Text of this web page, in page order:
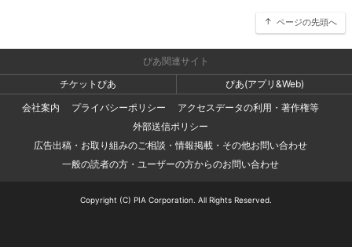
ページの先頭へ
ぴあ関連サイト
チケットぴあ
ぴあ(アプリ&Web)
会社案内
プライバシーポリシー
アクセスデータの利用・著作権等
外部送信ポリシー
広告出稿・お取り組みのご相談・情報掲載・その他お問い合わせ
一般の読者の方・ユーザーの方からのお問い合わせ
Copyright (C) PIA Corporation. All Rights Reserved.